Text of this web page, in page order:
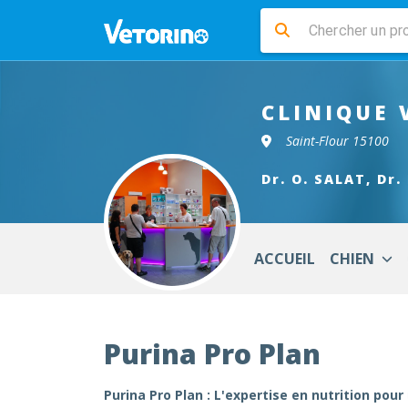
CLINIQUE
Saint-Flour 15100
Dr. O. SALAT, Dr.
ACCUEIL CHIEN
Purina Pro Plan
Purina Pro Plan : L'expertise en nutrition